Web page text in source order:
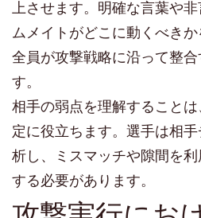
上させます。明確な言葉や
ムメイトがどこに動くべきか
全員が攻撃戦略に沿って整
す。
相手の弱点を理解すること
定に役立ちます。選手は相
析し、ミスマッチや隙間を
する必要があります。